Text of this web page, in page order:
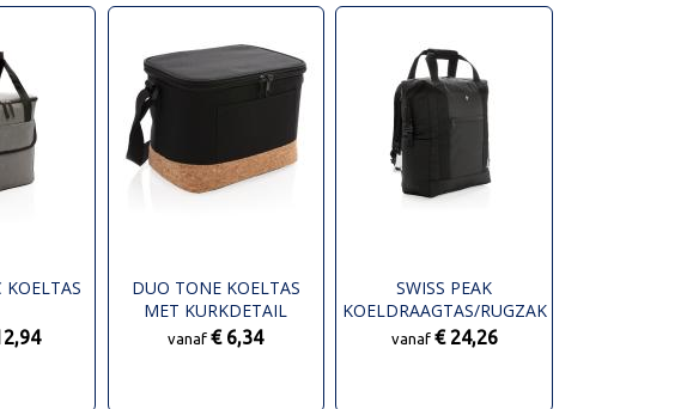
KOELTAS
DUO TONE KOELTAS
MET KURKDETAIL
vanaf€ 6,34
SWISS PEAK
KOELDRAAGTAS/RUGZAK
PVC VRIJ
vanaf € 24,26